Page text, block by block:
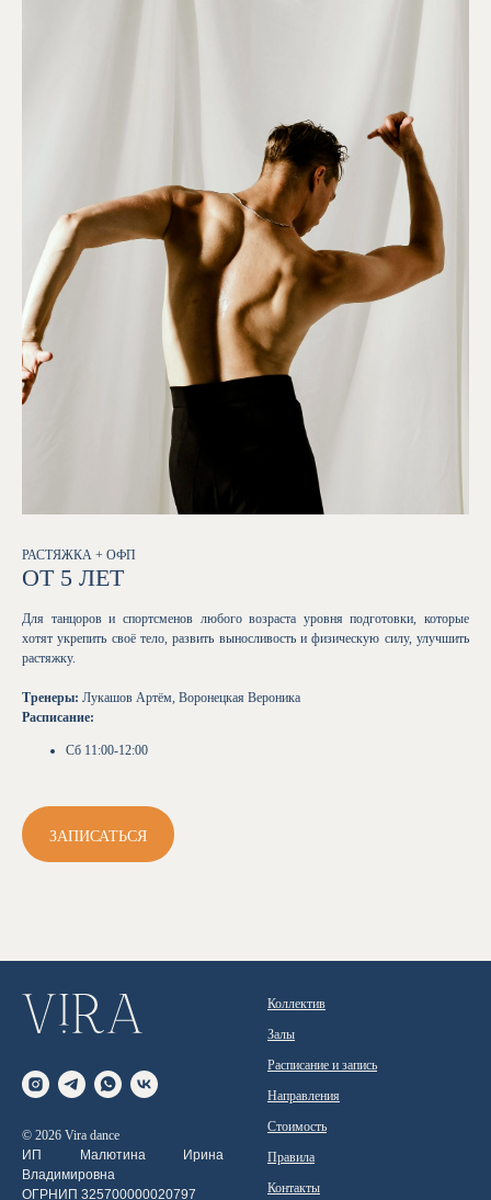
РАСТЯЖКА + ОФП
ОТ 5 ЛЕТ
Для танцоров и спортсменов любого возраста уровня подготовки, которые
хотят укрепить своё тело, развить выносливость и физическую силу, улучшить
растяжку.
Тренеры: Лукашов Артём, Воронецкая Вероника
Расписание:
Сб 11:00-12:00
ЗАПИСАТЬСЯ
© 2026 Vira dance
ИП Малютина Ирина
Владимировна
ОГРНИП 325700000020797
Коллектив
Залы
Расписание и запись
Направления
Стоимость
Правила
Контакты